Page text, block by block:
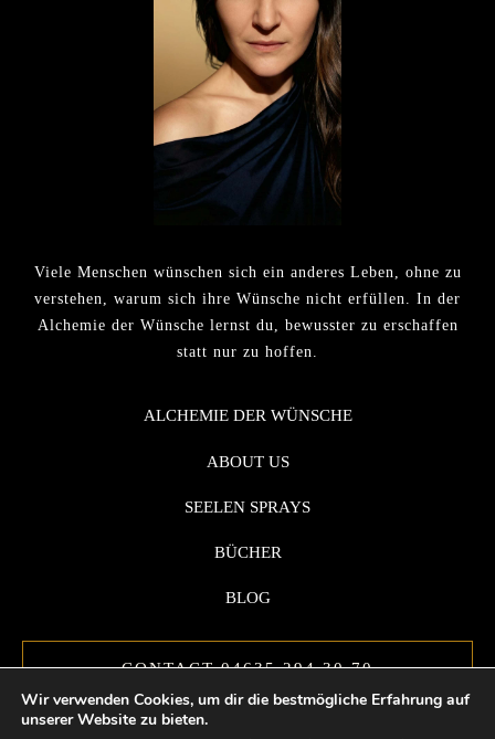
Viele Menschen wünschen sich ein anderes Leben, ohne zu
verstehen, warum sich ihre Wünsche nicht erfüllen. In der
Alchemie der Wünsche lernst du, bewusster zu erschaffen
statt nur zu hoffen.
ALCHEMIE DER WÜNSCHE
ABOUT US
SEELEN SPRAYS
BÜCHER
BLOG
CONTACT 04635 294 30 70
Wir verwenden Cookies, um dir die bestmögliche Erfahrung auf
unserer Website zu bieten.